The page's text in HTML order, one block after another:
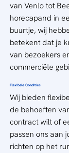
van Venlo tot
horecapand in
buurtje, wij
betekent dat je
van bezoekers
commerciële
Flexibele Condities
Wij bieden
de behoeften
contract wilt of
passen ons aan
richten op het